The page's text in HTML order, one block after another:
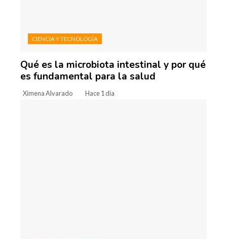
CIENCIA Y TECNOLOGÍA
Qué es la microbiota intestinal y por qué
es fundamental para la salud
Ximena Alvarado Hace 1 día